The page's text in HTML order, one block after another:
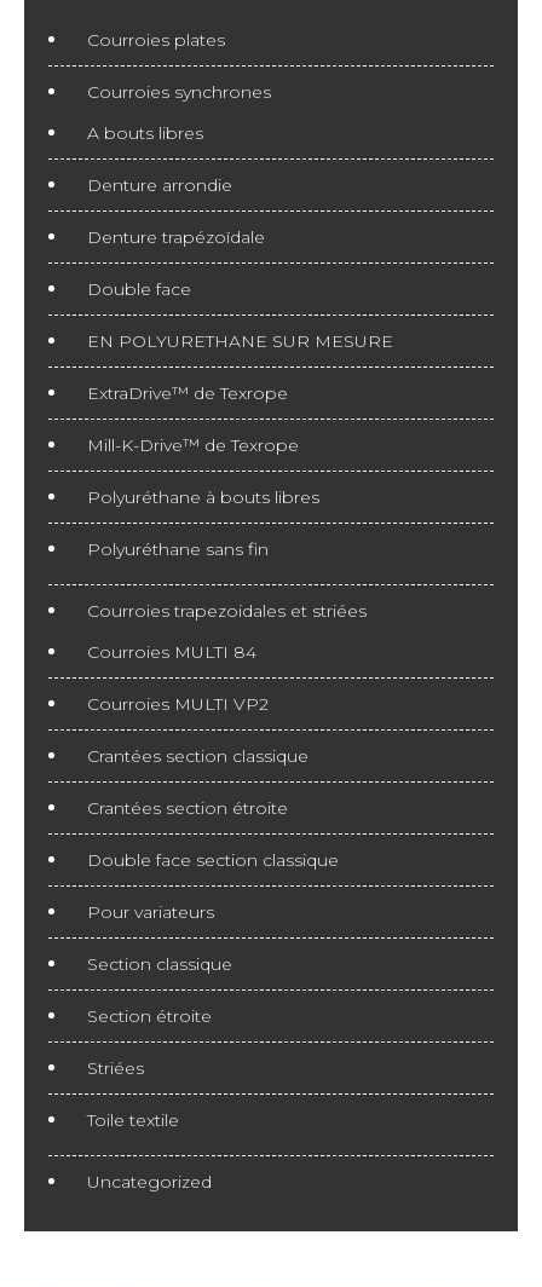
Courroies plates
Courroies synchrones
A bouts libres
Denture arrondie
Denture trapézoïdale
Double face
EN POLYURETHANE SUR MESURE
ExtraDrive™ de Texrope
Mill-K-Drive™ de Texrope
Polyuréthane à bouts libres
Polyuréthane sans fin
Courroies trapezoidales et striées
Courroies MULTI 84
Courroies MULTI VP2
Crantées section classique
Crantées section étroite
Double face section classique
Pour variateurs
Section classique
Section étroite
Striées
Toile textile
Uncategorized